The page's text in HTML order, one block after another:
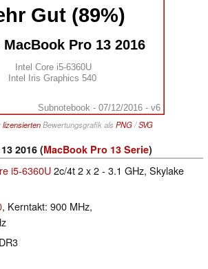
Gut (89%)
Pro 13 2016
Intel Core i5-6360U
Intel Iris Graphics 540
Subnotebook - 07/12/2016 - v6
lizensiertenBewertungsgrafik als PNG/SVG
2016 (MacBook Pro 13 Serie)
i5-6360U2c/4t 2 x 2 - 3.1 GHz, Skylake
, Kerntakt: 900 MHz,